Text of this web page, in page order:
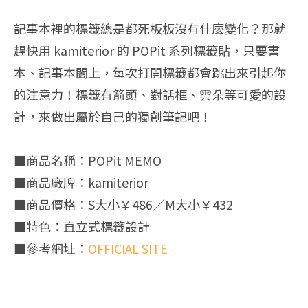
記事本裡的標籤總是都死板板沒有什麼變化？那就
趕快用 kamiterior 的 POPit 系列標籤貼，只要書
本、記事本闔上，每次打開標籤都會跳出來引起你
的注意力！標籤有箭頭、對話框、雲朵等可愛的設
計，來做出屬於自己的獨創筆記吧！
■商品名稱：POPit MEMO
■商品廠牌：kamiterior
■商品價格：S大小￥486／M大小￥432
■特色：直立式標籤設計
■參考網址： OFFICIAL SITE